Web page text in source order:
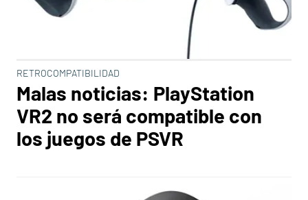
RETROCOMPATIBILIDAD
Malas noticias: PlayStation
VR2 no será compatible con
los juegos de PSVR